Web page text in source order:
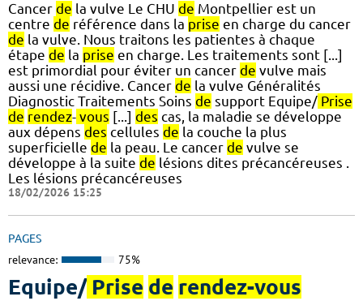
Cancer de la vulve Le CHU de Montpellier est un
centre de référence dans la prise en charge du cancer
de la vulve. Nous traitons les patientes à chaque
étape de la prise en charge. Les traitements sont [...]
est primordial pour éviter un cancer de vulve mais
aussi une récidive. Cancer de la vulve Généralités
Diagnostic Traitements Soins de support Equipe/ Prise
de rendez- vous [...] des cas, la maladie se développe
aux dépens des cellules de la couche la plus
superficielle de la peau. Le cancer de vulve se
développe à la suite de lésions dites précancéreuses .
Les lésions précancéreuses
18/02/2026 15:25
PAGES
relevance: 75%
Equipe/ Prise de rendez-vous